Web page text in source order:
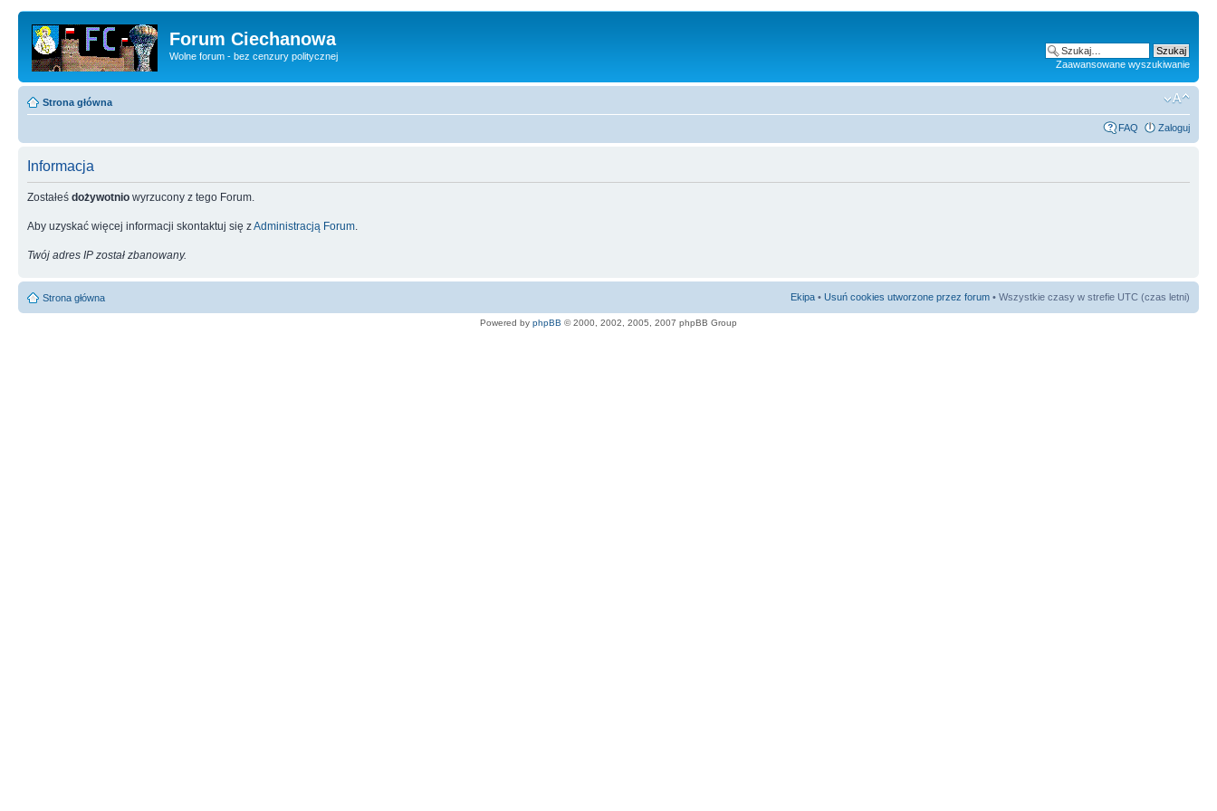
Forum Ciechanowa
Wolne forum - bez cenzury politycznej
Zaawansowane wyszukiwanie
Strona główna
FAQ Zaloguj
Informacja
Zostałeś dożywotnio wyrzucony z tego Forum.
Aby uzyskać więcej informacji skontaktuj się zAdministracją Forum
Twój adres IP został zbanowany.
Strona główna Ekipa • Usuń cookies utworzone przez forum • Wszystkie czasy w strefie UTC (czas letni)
Powered by phpBB © 2000, 2002, 2005, 2007 phpBB Group